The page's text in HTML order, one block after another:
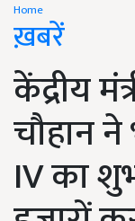
Home
ख़बरें
केंद्रीय
चौहान
IV का